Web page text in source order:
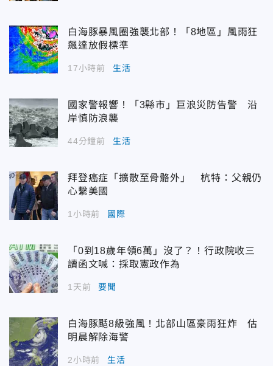
白海豚暴風圈強襲北部！「8地區」風雨狂
飆達放假標準
17小時前 生活
國家警報響！「3縣市」巨浪災防告警 沿
岸慎防浪襲
44分鐘前 生活
拜登癌症「擴散至骨骼外」 杭特：父親仍
心繫美國
1小時前 國際
「0到18歲年領6萬」沒了？！行政院收三
讀函文喊：採取憲政作為
1天前 要聞
白海豚颳8級強風！北部山區豪雨狂炸 估
明晨解除海警
2小時前 生活